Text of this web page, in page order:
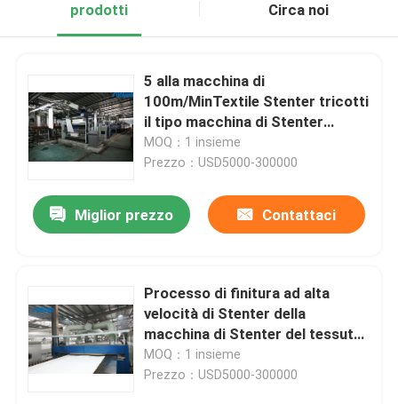
prodotti Circa noi
5 alla macchina di
100m/MinTextile Stenter tricotti
il tipo macchina di Stenter
dell'aria calda del vapore
MOQ：1 insieme
Prezzo：USD5000-300000
Miglior prezzo Contattaci
Processo di finitura ad alta
velocità di Stenter della
macchina di Stenter del tessuto
dell'olio termico del poliestere
MOQ：1 insieme
Prezzo：USD5000-300000